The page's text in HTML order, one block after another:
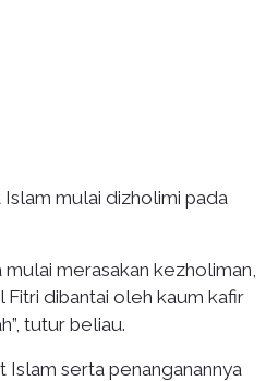
mulai dizholimi pada
merasakan kezholiman,
Fitri dibantai oleh kaum kafir
tutur beliau.
serta penanganannya